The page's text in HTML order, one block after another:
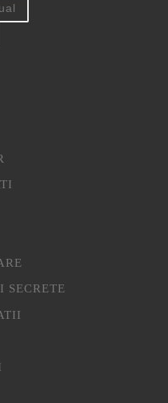
SECRETE